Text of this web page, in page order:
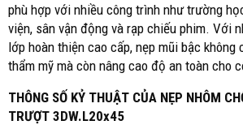
phù hợp với nhiều công trình như trường
viện, sân vận động và rạp chiếu phim. Với
lớp hoàn thiện cao cấp, nẹp mũi bậc không
thẩm mỹ mà còn nâng cao độ an toàn cho
THÔNG SỐ KỶ THUẬT CỦA NẸP NHÔM
TRƯỢT 3DW.L20x45